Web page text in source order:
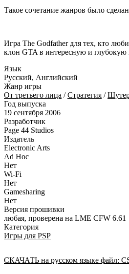
Такое сочетание жанров было
Игра The Godfather для тех, кто
клон GTA в интересную и
Язык
Русский, Английский
Жанр игры
От третьего лица /Стратегия /
Год выпуска
19 сентября 2006
Разработчик
Page 44 Studios
Издатель
Electronic Arts
Ad Hoc
Нет
Wi-Fi
Нет
Gamesharing
Нет
Версия прошивки
любая, проверена на LME CFW 6.61
Категория
Игры для PSP
СКАЧАТЬ на русском языке файл: